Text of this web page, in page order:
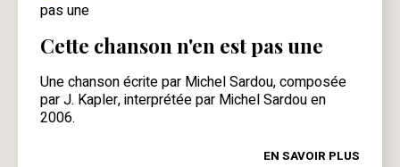
Cette chanson n'en est pas une
Une chanson écrite par Michel Sardou, composée
par J. Kapler, interprétée par Michel Sardou en
2006.
EN SAVOIR PLUS